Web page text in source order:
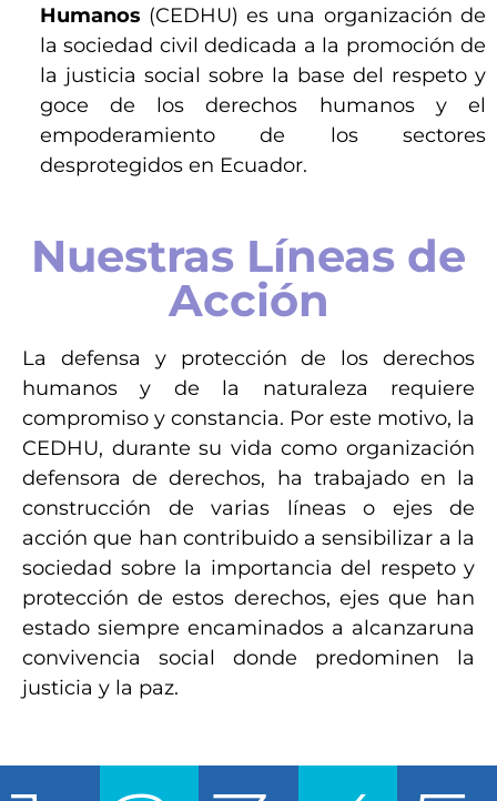
Humanos (CEDHU) es una organización de
la sociedad civil dedicada a la promoción de
la justicia social sobre la base del respeto y
goce de los derechos humanos y el
empoderamiento de los sectores
desprotegidos en Ecuador.
Nuestras Líneas de
Acción
La defensa y protección de los derechos
humanos y de la naturaleza requiere
compromiso y constancia. Por este motivo, la
CEDHU, durante su vida como organización
defensora de derechos, ha trabajado en la
construcción de varias líneas o ejes de
acción que han contribuido a sensibilizar a la
sociedad sobre la importancia del respeto y
protección de estos derechos, ejes que han
estado siempre encaminados a alcanzaruna
convivencia social donde predominen la
justicia y la paz.